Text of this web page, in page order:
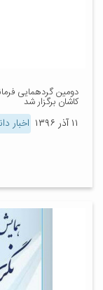
دومین گردهمایی
کاشان برگزار شد
۱۱ آذر ۱۳۹۶ اخبار